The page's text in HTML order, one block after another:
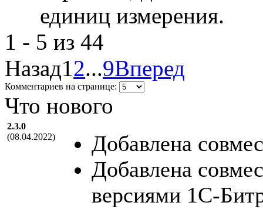
единиц измерения.
1 - 5 из 44
Назад12...9Вперед
Комментариев на странице:
Что нового
2.3.0
(08.04.2022)
Добавлена
Добавлена
версиями 1С-